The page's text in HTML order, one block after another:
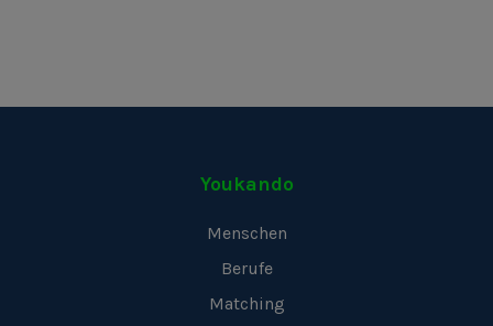
Youkando
Menschen
Berufe
Matching